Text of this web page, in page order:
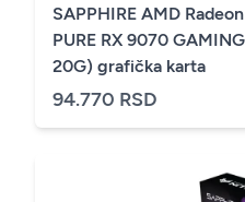
SAPPHIRE AMD
PURE RX 9070
20G) grafička karta
94.770 RSD